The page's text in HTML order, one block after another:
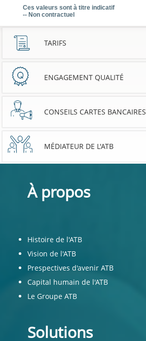
Ces valeurs sont à titre indicatif
-- Non contractuel
TARIFS
ENGAGEMENT QUALITÉ
CONSEILS CARTES BANCAIRES
MÉDIATEUR DE L'ATB
À propos
Histoire de l'ATB
Vision de l'ATB
Prespectives d'avenir ATB
Capital humain de l'ATB
Le Groupe ATB
Solutions